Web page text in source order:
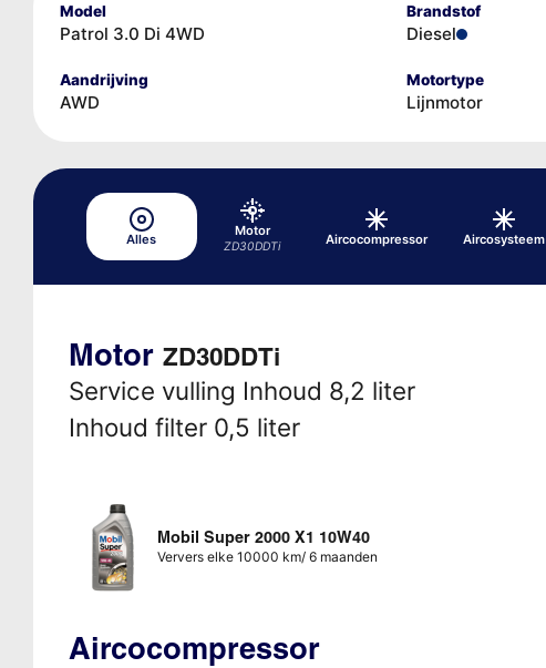
Model
Patrol 3.0 Di 4WD
Brandstof
Diesel
Aandrijving
AWD
Motortype
Lijnmotor
Alles
Motor
ZD30DDTi Aircocompressor Aircosysteem
Motor ZD30DDTi
Service vulling Inhoud 8,2 liter
Inhoud filter 0,5 liter
Mobil Super 2000 X1 10W40
Ververs elke 10000 km/ 6 maanden
Aircocompressor